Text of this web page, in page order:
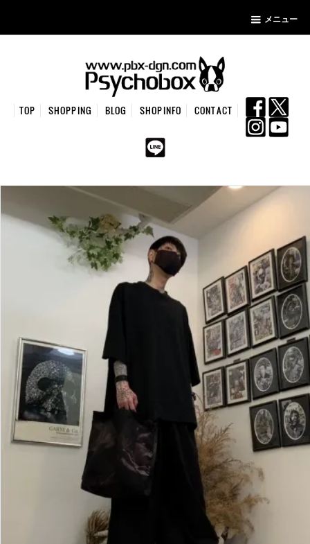
メニュー
TOP SHOPPING BLOG SHOPINFO CONTACT